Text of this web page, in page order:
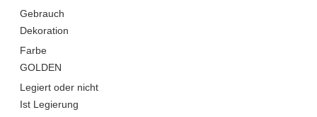
Gebrauch
Dekoration
Farbe
GOLDEN
Legiert oder nicht
Ist Legierung